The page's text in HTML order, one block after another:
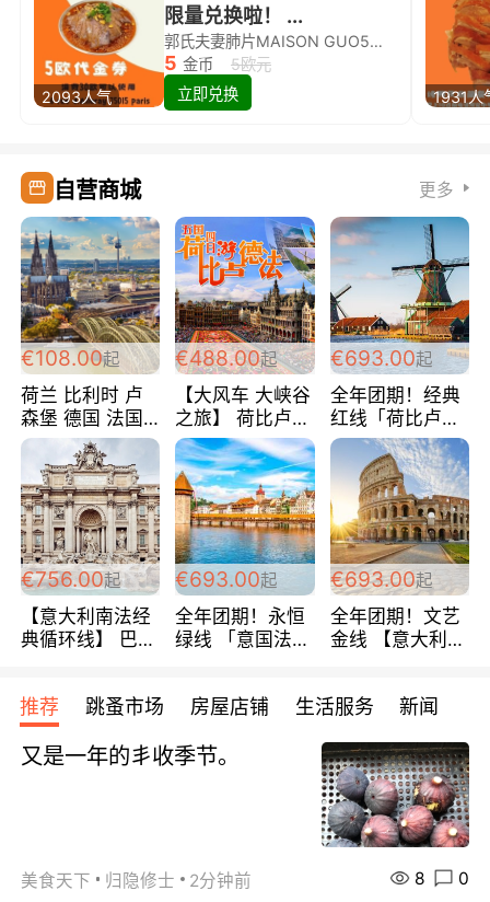
2093人气
限量兑换啦！ ...
郭氏夫妻肺片MAISON GUO5欧代金券限量兑换啦！
5 金币
5欧元
立即兑换
1931人
自营商城 更多
€108.00起
荷兰 比利时 卢
森堡 德国 法国
超爽玩遍西欧 循
环线 全程四星宾
馆 108欧/人/天
€488.00起
【大风车 大峡谷
之旅】 荷比卢德
法 巴黎上下 经
典五国四日游
488欧/人
€693.00起
全年团期！经典
红线「荷比卢德
法」七天循环 五
国 仅售99欧/人/
天！巴黎上下！
包拼房~
€756.00起
【意大利南法经
典循环线】 巴黎
宾馆 108欧/天起
全程756欧/位
€693.00起
全年团期！永恒
绿线 「意国法
欧/天起 ~包拼房
€693.00起
全年团期！文艺
金线 【意大利一
每周铁发！
推荐 跳蚤市场 房屋店铺 生活服务 新闻
又是一年的丯收季节。
美食天下 归隐修士 2分钟前 8 0